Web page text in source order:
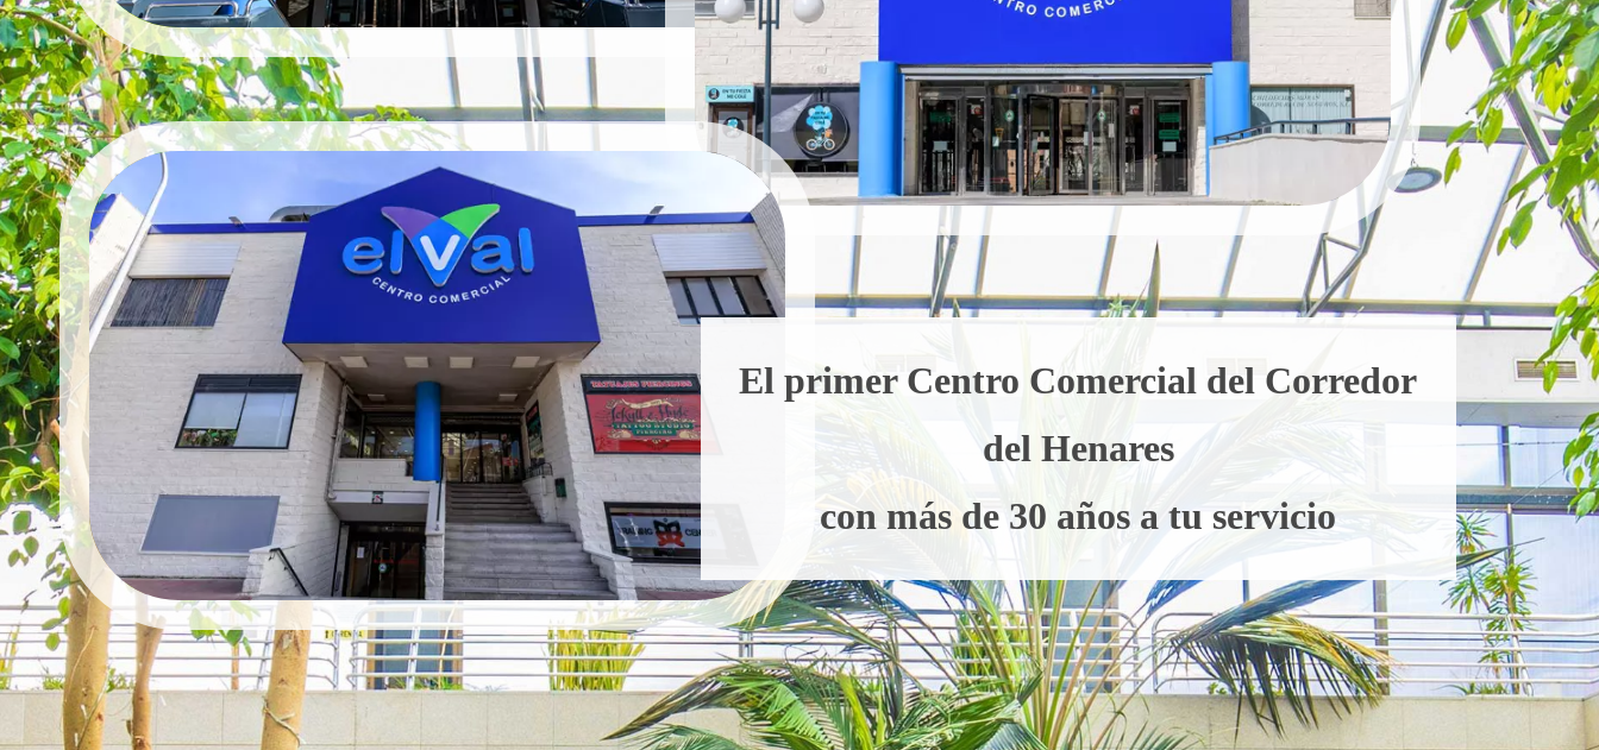
El primer Centro Comercial del Corredor
del Henares
con más de 30 años a tu servicio